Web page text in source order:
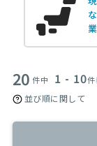
20 件中 1 - 10
並び順に関して